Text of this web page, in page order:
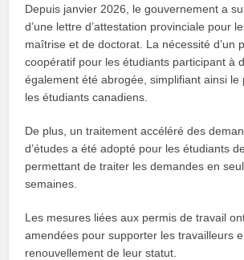
Depuis janvier 2026, le gouvernement a
d’une lettre d’attestation provinciale pour
maîtrise et de doctorat. La nécessité d’un
coopératif pour les étudiants participant à
également été abrogée, simplifiant ainsi le
les étudiants canadiens.
De plus, un traitement accéléré des
d’études a été adopté pour les étudiants
permettant de traiter les demandes en
semaines.
Les mesures liées aux permis de travail
amendées pour supporter les travailleurs
renouvellement de leur statut.